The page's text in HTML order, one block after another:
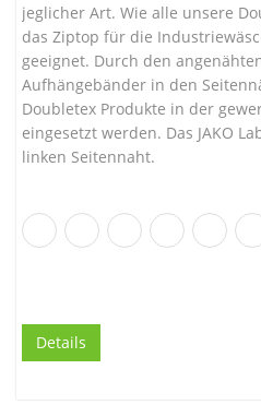
jeglicher Art. Wie alle unsere
das Ziptop für die
geeignet. Durch den
Aufhängebänder in den
Doubletex Produkte in der
eingesetzt werden. Das JAKO
linken Seitennaht.
Details